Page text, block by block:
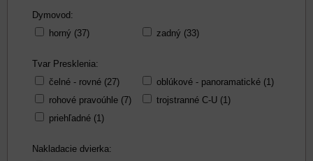
Dymovod:
horný (37)
zadný (33)
Tvar Presklenia:
čelné - rovné (27)
oblúkové - panoramatické (1)
rohové pravoúhle (7)
trojstranné C-U (1)
priehľadné (1)
Nakladacie dvierka: